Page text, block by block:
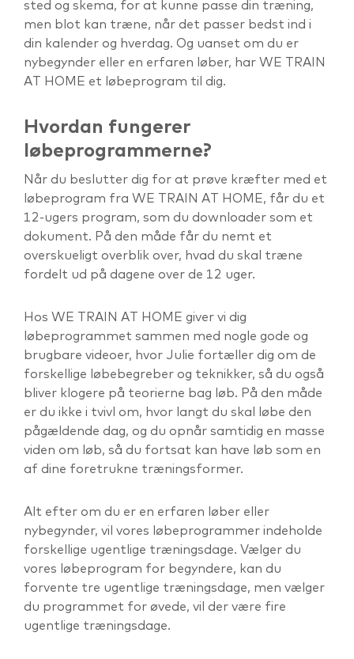
sted og skema, for at kunne passe din træning,
men blot kan træne, når det passer bedst ind i
din kalender og hverdag. Og uanset om du er
nybegynder eller en erfaren løber, har WE TRAIN
AT HOME et løbeprogram til dig.
Hvordan fungerer
løbeprogrammerne?
Når du beslutter dig for at prøve kræfter med et
løbeprogram fra WE TRAIN AT HOME, får du et
12-ugers program, som du downloader som et
dokument. På den måde får du nemt et
overskueligt overblik over, hvad du skal træne
fordelt ud på dagene over de 12 uger.
Hos WE TRAIN AT HOME giver vi dig
løbeprogrammet sammen med nogle gode og
brugbare videoer, hvor Julie fortæller dig om de
forskellige løbebegreber og teknikker, så du også
bliver klogere på teorierne bag løb. På den måde
er du ikke i tvivl om, hvor langt du skal løbe den
pågældende dag, og du opnår samtidig en masse
viden om løb, så du fortsat kan have løb som en
af dine foretrukne træningsformer.
Alt efter om du er en erfaren løber eller
nybegynder, vil vores løbeprogrammer indeholde
forskellige ugentlige træningsdage. Vælger du
vores løbeprogram for begyndere, kan du
forvente tre ugentlige træningsdage, men vælger
du programmet for øvede, vil der være fire
ugentlige træningsdage.